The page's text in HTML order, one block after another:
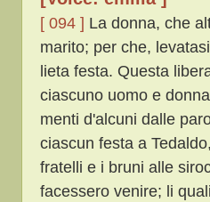
[ 094 ] La donna, che
marito; per che,
lieta festa. Questa
ciascuno uomo e
menti d'alcuni dalle
ciascun festa a
fratelli e i bruni alle
facessero venire; li